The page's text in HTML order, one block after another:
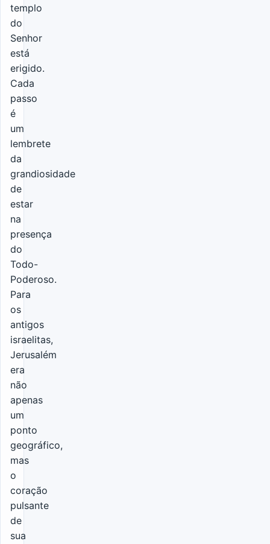
templo
do
Senhor
está
erigido.
Cada
passo
é
um
lembrete
da
grandiosidade
de
estar
na
presença
do
Todo-
Poderoso.
Para
os
antigos
israelitas,
Jerusalém
era
não
apenas
um
ponto
geográfico,
mas
o
coração
pulsante
de
sua